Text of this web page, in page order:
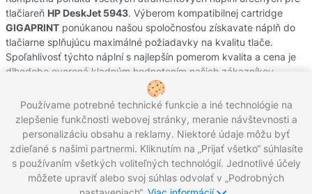
tlačiareň HP DeskJet 5943. Výberom kompatibilnej cartridge
GIGAPRINT ponúkanou našou spoločnosťou získavate náplň do
tlačiarne splňujúcu maximálné požiadavky na kvalitu tlače.
Spoľahlivosť týchto náplní s najlepšín pomerom kvalita a cena je
dlhodobo overená kladným hodnotením našich zákazníkov.
Originálne atramentové cartridge od výrobcov
oficiálnej slovenskej distribúcie s garanciou pôvodu. Potrebujete
poradiť s výberom náplní do Vašej tlačiarne, kontaktujte náš
zákaznícky servis, kde Vám radi pomôžeme.
Zavolajte nám: 0221 000 012 Pracovné dni 8:00 - 16:30
Používame potrebné technické funkcie a iné technológie na
zlepšenie funkčnosti webovej stránky, meranie návštevnosti a
personalizáciu obsahu a reklamy. Niektoré údaje môžu byť
zdieľané s našimi partnermi. Kliknutím na „Prijať všetko“ súhlasíte
s používaním všetkých voliteľných technológií. Jednotlivé účely
môžete upraviť alebo svoj súhlas odvolať v „Podrobných